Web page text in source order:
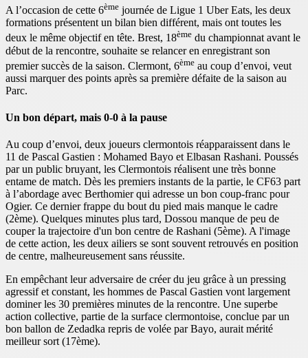
A l’occasion de cette 6ème journée de Ligue 1 Uber Eats, les deux
formations présentent un bilan bien différent, mais ont toutes les
deux le même objectif en tête. Brest, 18ème du championnat avant le
début de la rencontre, souhaite se relancer en enregistrant son
premier succès de la saison. Clermont, 6ème au coup d’envoi, veut
aussi marquer des points après sa première défaite de la saison au
Parc.
Un bon départ, mais 0-0 à la pause
Au coup d’envoi, deux joueurs clermontois réapparaissent dans le
11 de Pascal Gastien : Mohamed Bayo et Elbasan Rashani. Poussés
par un public bruyant, les Clermontois réalisent une très bonne
entame de match. Dès les premiers instants de la partie, le CF63 part
à l’abordage avec Berthomier qui adresse un bon coup-franc pour
Ogier. Ce dernier frappe du bout du pied mais manque le cadre
(2ème). Quelques minutes plus tard, Dossou manque de peu de
couper la trajectoire d'un bon centre de Rashani (5ème). A l'image
de cette action, les deux ailiers se sont souvent retrouvés en position
de centre, malheureusement sans réussite.
En empêchant leur adversaire de créer du jeu grâce à un pressing
agressif et constant, les hommes de Pascal Gastien vont largement
dominer les 30 premières minutes de la rencontre. Une superbe
action collective, partie de la surface clermontoise, conclue par un
bon ballon de Zedadka repris de volée par Bayo, aurait mérité
meilleur sort (17ème).